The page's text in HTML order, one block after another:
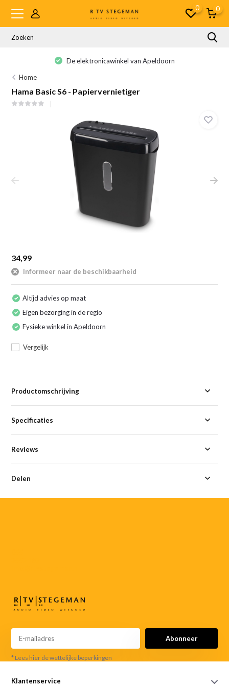
0 0
De elektronicawinkel van Apeldoorn
Home
Hama Basic S6 - Papiervernietiger
34,99
Informeer naar de beschikbaarheid
Altijd advies op maat
Eigen bezorging in de regio
Fysieke winkel in Apeldoorn
Vergelijk
Productomschrijving
Specificaties
Reviews
Delen
Abonneer
* Lees hier de wettelijke beperkingen
Klantenservice